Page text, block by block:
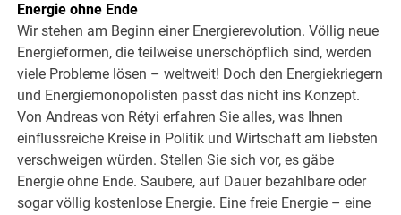
Energie ohne Ende
Wir stehen am Beginn einer Energierevolution. Völlig neue
Energieformen, die teilweise unerschöpflich sind, werden
viele Probleme lösen – weltweit! Doch den Energiekriegern
und Energiemonopolisten passt das nicht ins Konzept.
Von Andreas von Rétyi erfahren Sie alles, was Ihnen
einflussreiche Kreise in Politik und Wirtschaft am liebsten
verschweigen würden. Stellen Sie sich vor, es gäbe
Energie ohne Ende. Saubere, auf Dauer bezahlbare oder
sogar völlig kostenlose Energie. Eine freie Energie – eine